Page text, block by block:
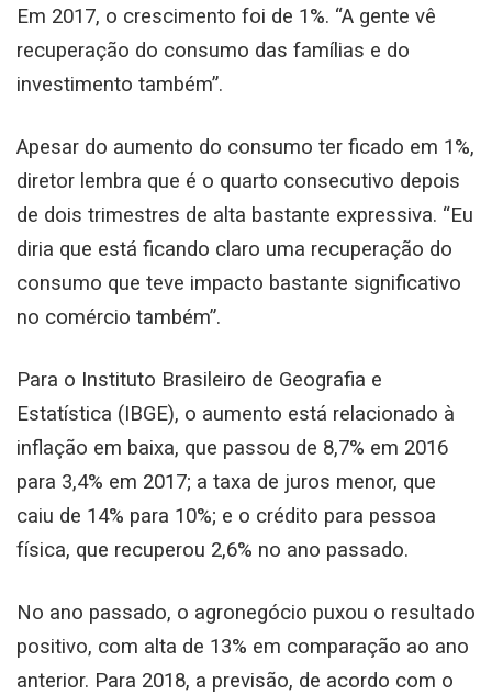
Em 2017, o crescimento foi de 1%. “A gente vê
recuperação do consumo das famílias e do
investimento também”.
Apesar do aumento do consumo ter ficado em 1%,
diretor lembra que é o quarto consecutivo depois
de dois trimestres de alta bastante expressiva. “Eu
diria que está ficando claro uma recuperação do
consumo que teve impacto bastante significativo
no comércio também”.
Para o Instituto Brasileiro de Geografia e
Estatística (IBGE), o aumento está relacionado à
inflação em baixa, que passou de 8,7% em 2016
para 3,4% em 2017; a taxa de juros menor, que
caiu de 14% para 10%; e o crédito para pessoa
física, que recuperou 2,6% no ano passado.
No ano passado, o agronegócio puxou o resultado
positivo, com alta de 13% em comparação ao ano
anterior. Para 2018, a previsão, de acordo com o